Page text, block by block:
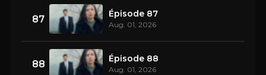
87 Épisode 87
Aug. 01, 2026
88 Épisode 88
Aug. 01, 2026